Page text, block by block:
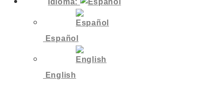
Idioma:
Español
English